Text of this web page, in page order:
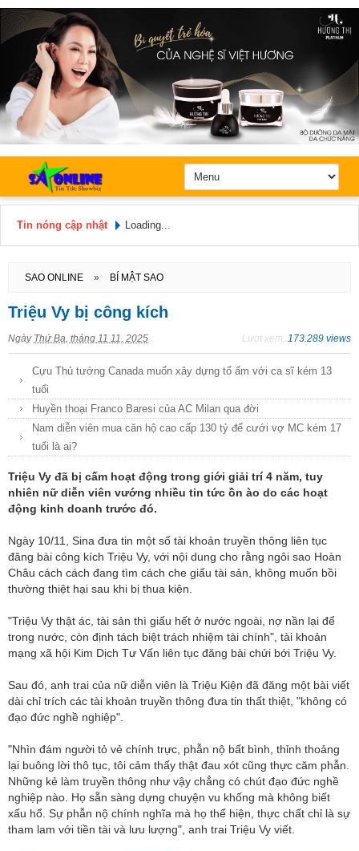
Tin nóng cập nhật Loading...
SAO ONLINE » BÍ MẬT SAO
Triệu Vy bị công kích
Ngày Thứ Ba, tháng 11 11, 2025 Lượt xem: 173.289 views
Cựu Thủ tướng Canada muốn xây dựng tổ ấm với ca sĩ kém 13
tuổi
Huyền thoại Franco Baresi của AC Milan qua đời
Nam diễn viên mua căn hộ cao cấp 130 tỷ để cưới vợ MC kém 17
tuổi là ai?
Triệu Vy đã bị cấm hoạt động trong giới giải trí 4 năm, tuy
nhiên nữ diễn viên vướng nhiều tin tức ồn ào do các hoạt
động kinh doanh trước đó.
Ngày 10/11, Sina đưa tin một số tài khoản truyền thông liên tục
đăng bài công kích Triệu Vy, với nội dung cho rằng ngôi sao Hoàn
Châu cách cách đang tìm cách che giấu tài sản, không muốn bồi
thường thiệt hại sau khi bị thua kiện.
"Triệu Vy thật ác, tài sản thì giấu hết ở nước ngoài, nợ nần lại để
trong nước, còn định tách biệt trách nhiệm tài chính", tài khoản
mạng xã hội Kim Dịch Tư Vấn liên tục đăng bài chửi bới Triệu Vy.
Sau đó, anh trai của nữ diễn viên là Triệu Kiện đã đăng một bài viết
dài chỉ trích các tài khoản truyền thông đưa tin thất thiệt, "không có
đạo đức nghề nghiệp".
"Nhìn đám người tỏ vẻ chính trực, phẫn nộ bất bình, thỉnh thoảng
lại buông lời thô tục, tôi cảm thấy thật đau xót cũng thực căm phẫn.
Những kẻ làm truyền thông như vậy chẳng có chút đạo đức nghề
nghiệp nào. Họ sẵn sàng dựng chuyện vu khống mà không biết
xấu hổ. Sự phẫn nộ chính nghĩa mà họ thể hiện, thực chất chỉ là sự
tham lam với tiền tài và lưu lượng", anh trai Triệu Vy viết.